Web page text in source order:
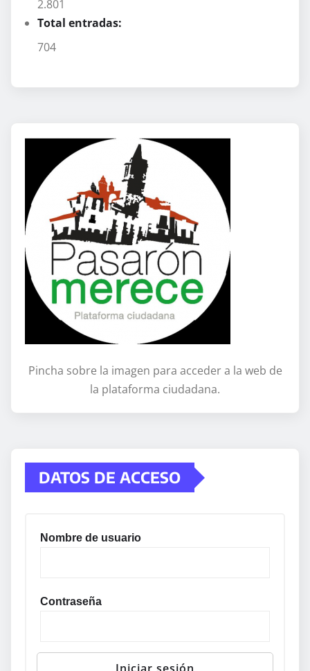
2.801
Total entradas:
704
Pincha sobre la imagen para acceder a la web de
la plataforma ciudadana.
DATOS DE ACCESO
Nombre de usuario
Contraseña